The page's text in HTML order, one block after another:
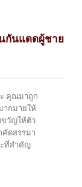
กันแดดผู้ชาย
คุณมาถูก
ากมายให้
ขวัญให้ตัว
คัดสรรมา
ะที่สำคัญ